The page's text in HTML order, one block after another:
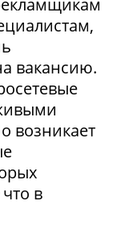
вакансию.
возникает
в